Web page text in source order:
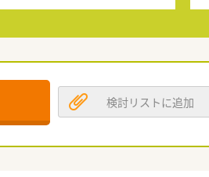
検討リストに追加